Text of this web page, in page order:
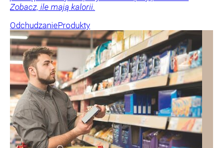
Zobacz, ile mają kalorii.
OdchudzanieProdukty